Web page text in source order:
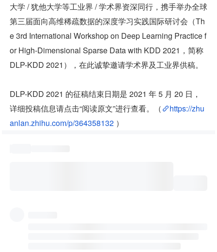
大学 / 犹他大学等工业界 / 学术界资深同行，携手举办全球
第三届面向高维稀疏数据的深度学习实践国际研讨会（Th
e 3rd International Workshop on Deep Learning Practice f
or High-Dimensional Sparse Data with KDD 2021，简称
DLP-KDD 2021），在此诚挚邀请学术界及工业界供稿。
DLP-KDD 2021 的征稿结束日期是 2021 年 5 月 20 日，
详细投稿信息请点击“阅读原文”进行查看。（
https://zhu
anlan.zhihu.com/p/364358132 ）